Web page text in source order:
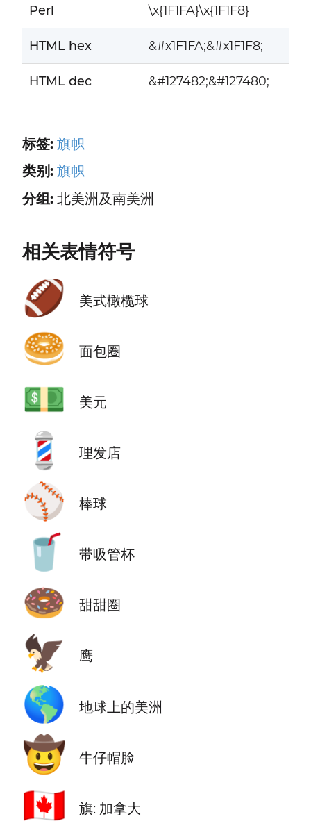
Perl \x{1F1FA}\x{1F1F8}
HTML hex &#x1F1FA;&#x1F1F8;
HTML dec &#127482;&#127480;
标签: 旗帜
类别: 旗帜
分组:北美洲及南美洲
相关表情符号
🏈 美式橄榄球
🥯 面包圈
💵 美元
💈 理发店
⚾ 棒球
🥤 带吸管杯
🍩 甜甜圈
🦅 鹰
🌎 地球上的美洲
🤠 牛仔帽脸
🇨🇦 旗: 加拿大